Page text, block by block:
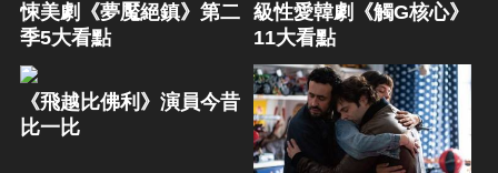
悚美劇《夢魘絕鎮》第二
季5大看點
級性愛韓劇《觸G核心》
11大看點
《飛越比佛利》演員今昔
比一比